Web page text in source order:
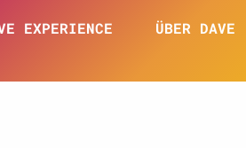
EXPERIENCE ÜBER DAVE